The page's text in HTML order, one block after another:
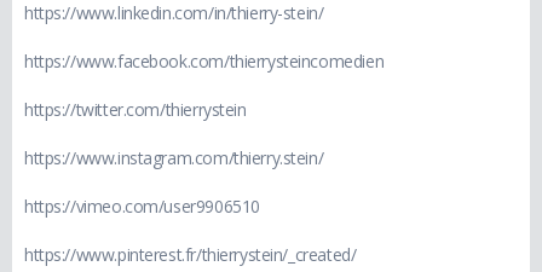
https://www.linkedin.com/in/thierry-stein/
https://www.facebook.com/thierrysteincomedien
https://twitter.com/thierrystein
https://www.instagram.com/thierry.stein/
https://vimeo.com/user9906510
https://www.pinterest.fr/thierrystein/_created/